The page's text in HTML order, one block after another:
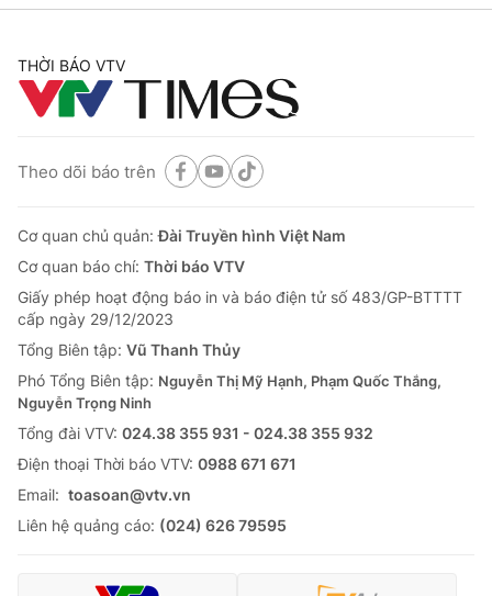
THỜI BÁO VTV
Theo dõi báo trên
Cơ quan chủ quản:Đài Truyền hình Việt Nam
Cơ quan báo chí: Thời báo VTV
Giấy phép hoạt động báo in và báo điện tử số 483/GP-BTTTT
cấp ngày 29/12/2023
Tổng Biên tập: Vũ Thanh Thủy
Phó Tổng Biên tập: Nguyễn Thị Mỹ Hạnh, Phạm Quốc Thắng,
Nguyễn Trọng Ninh
Tổng đài VTV: 024.38 355 931 - 024.38 355 932
Ðiện thoại Thời báo VTV: 0988 671 671
Email: toasoan@vtv.vn
Liên hệ quảng cáo: (024) 626 79595